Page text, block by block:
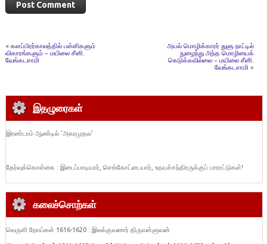
« களப்பிரர்காலத்தில் பள்ளிகளும்
விகாரங்களும் – மயிலை சீனி.
வேங்கடசாமி
அயல் மொழிக்காரர் துளு நாட்டில்
நுழைந்து அந்த மொழியைக்
கெடுக்கவில்லை – மயிலை சீனி.
வேங்கடசாமி »
இதழுரைகள்
இரண்டாம் ஆண்டில் ‘அகரமுதல’
தேர்வுக்கொள்கை : இடைப்பாடியார், செங்கோட்டையார், உதயச்சந்திரருக்குப் பாராட்டுகள்!
கலைச்சொற்கள்
வெருளி நோய்கள் 1616-1620 : இலக்குவனார் திருவள்ளுவன்